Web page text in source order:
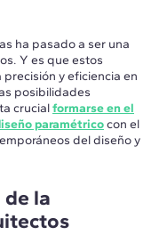
ha pasado a ser una
Y es que estos
y eficiencia en
posibilidades
crucialformarse en el
paramétricocon el
del diseño y
la